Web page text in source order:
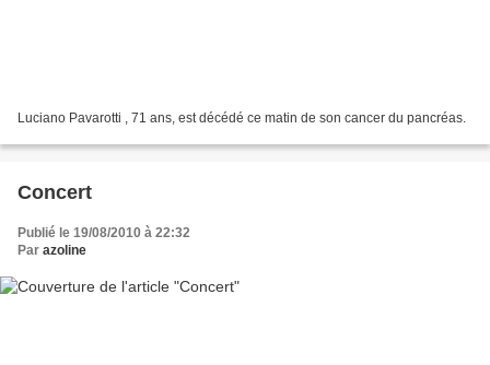
Luciano Pavarotti , 71 ans, est décédé ce matin de son cancer du pancréas.
Concert
Publié le 19/08/2010 à 22:32
Par azoline